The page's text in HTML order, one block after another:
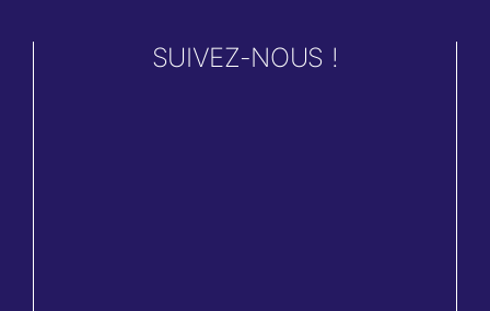
SUIVEZ-NOUS !